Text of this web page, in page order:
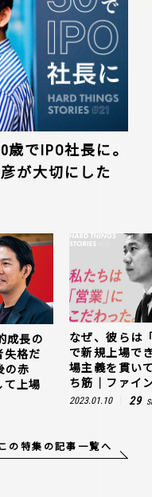
でIPO社長に。
が大切にした
成長の
失格だ
の赤
て上場
なぜ、彼らは
で新規上場で
場主義を貫い
ち筋｜ファイ
2023.01.10 29
この特集の記事一覧へ